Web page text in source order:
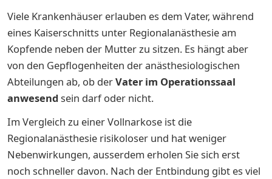
Viele Krankenhäuser erlauben es dem Vater, während
eines Kaiserschnitts unter Regionalanästhesie am
Kopfende neben der Mutter zu sitzen. Es hängt aber
von den Gepflogenheiten der anästhesiologischen
Abteilungen ab, ob derVater im Operationssaal
anwesendsein darf oder nicht.
Im Vergleich zu einer Vollnarkose ist die
Regionalanästhesie risikoloser und hat weniger
Nebenwirkungen, ausserdem erholen Sie sich erst
noch schneller davon. Nach der Entbindung gibt es viel